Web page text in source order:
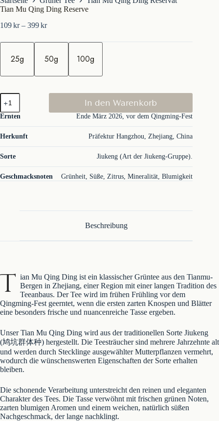
Tian Mu Qing Ding Reserve
109kr –399krPreisspanne:
bis
M
e
25g 50g 100g
Tian
Mu
Qing
Menge
In den Warenkorb
Ernten Ende März 2026, vor dem Qingming-Fest
Herkunft Präfektur Hangzhou, Zhejiang, China
Sorte Jiukeng (Art der Jiukeng-Gruppe).
Geschmacksnoten Grünheit, Süße, Zitrus, Mineralität, Blumigkeit
Beschreibung
T ian Mu Qing Ding ist ein klassischer Grüntee aus den Tianmu-
Bergen in Zhejiang, einer Region mit einer langen Tradition des
Teeanbaus. Der Tee wird im frühen Frühling vor dem
Qingming-Fest geerntet, wenn die ersten zarten Knospen und Blätter
eine besonders frische und nuancenreiche Tasse ergeben.
Unser Tian Mu Qing Ding wird aus der traditionellen Sorte Jiukeng
(鸠坑群体种) hergestellt. Die Teesträucher sind mehrere Jahrzehnte alt
und werden durch Stecklinge ausgewählter Mutterpflanzen vermehrt,
wodurch die wünschenswerten Eigenschaften der Sorte erhalten
bleiben.
Die schonende Verarbeitung unterstreicht den reinen und eleganten
Charakter des Tees. Die Tasse verwöhnt mit frischen grünen Noten,
zarten blumigen Aromen und einem weichen, natürlich süßen
Nachgeschmack, der lange nachklingt.